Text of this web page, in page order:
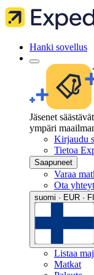
Hanki sovellus
Jäsenet
ympäri
Kirjaudu
Tietoa
Saapuneet
Varaa
Ota
suomi · EUR · FI
Listaa
Matkat